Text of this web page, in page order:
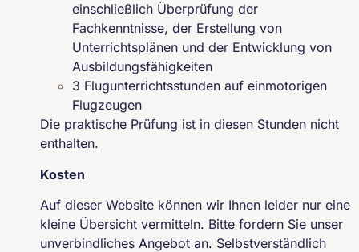
einschließlich Überprüfung der
Fachkenntnisse, der Erstellung von
Unterrichtsplänen und der Entwicklung von
Ausbildungsfähigkeiten
3 Flugunterrichtsstunden auf einmotorigen
Flugzeugen
Die praktische Prüfung ist in diesen Stunden nicht
enthalten.
Kosten
Auf dieser Website können wir Ihnen leider nur eine
kleine Übersicht vermitteln. Bitte fordern Sie unser
unverbindliches Angebot an. Selbstverständlich